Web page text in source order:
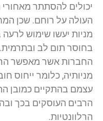
יכולים להסתתר
העולה על רוחם. שכן
מניות יעשו שימוש
החברות אשר מאפשר
מניותיה, כלומר ייחוס
עצמם בהתקיים כמובן
הרבים העוסקים בכך
הרלוונטיות.